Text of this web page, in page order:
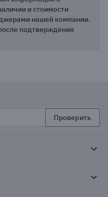
и стоимости
нашей компании.
подтверждения
Проверить